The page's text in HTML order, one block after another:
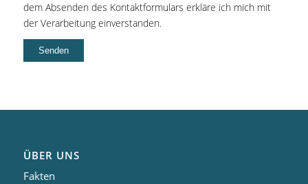
dem Absenden des Kontaktformulars erkläre ich mich mit
der Verarbeitung einverstanden.
ÜBER UNS
Fakten